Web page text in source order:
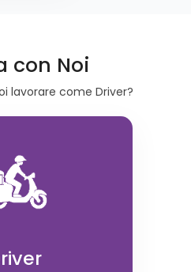
con Noi
lavorare come Driver?